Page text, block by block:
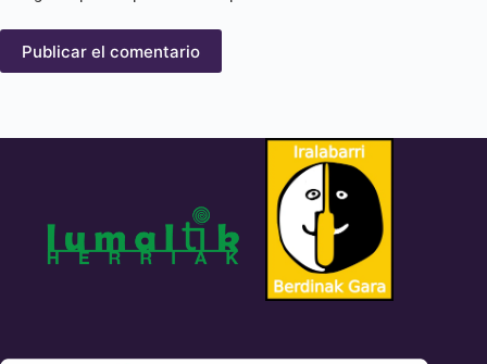
Publicar el comentario